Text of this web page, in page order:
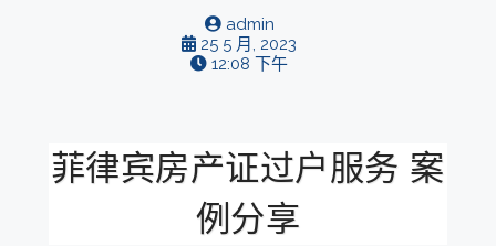
admin
25 5 月, 2023
12:08 下午
菲律宾房产证过户服务 案
例分享